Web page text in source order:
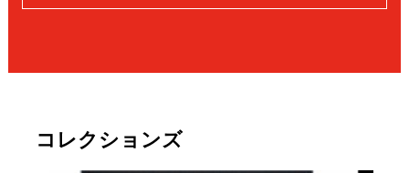
コレクションズ